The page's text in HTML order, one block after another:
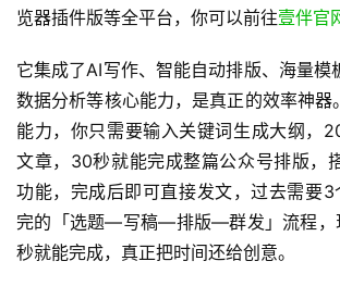
览器插件版等全平台，你可以前往壹伴官
它集成了AI写作、智能自动排版、海量模
数据分析等核心能力，是真正的效率神器
能力，你只需要输入关键词生成大纲，
文章，30秒就能完成整篇公众号排版，
功能，完成后即可直接发文，过去需要
完的「选题—写稿—排版—群发」流程，
秒就能完成，真正把时间还给创意。